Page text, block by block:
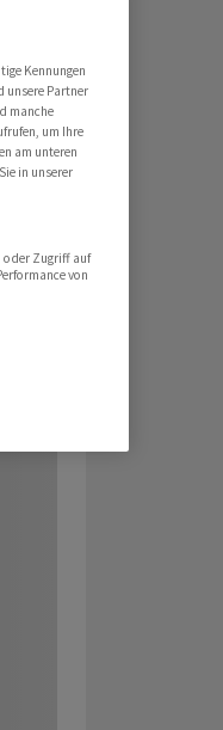
Kennungen
unsere Partner
manche
um Ihre
am unteren
in unserer
oder Zugriff auf
von